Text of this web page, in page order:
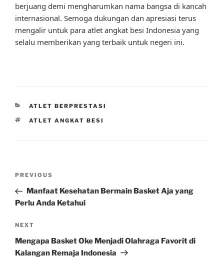
berjuang demi mengharumkan nama bangsa di kancah
internasional. Semoga dukungan dan apresiasi terus
mengalir untuk para atlet angkat besi Indonesia yang
selalu memberikan yang terbaik untuk negeri ini.
CATEGORIES
ATLET BERPRESTASI
TAGS
ATLET ANGKAT BESI
Previous
Post
PREVIOUS
Manfaat Kesehatan Bermain Basket Aja yang
Perlu Anda Ketahui
Next
Post
NEXT
Mengapa Basket Oke Menjadi Olahraga Favorit di
Kalangan Remaja Indonesia